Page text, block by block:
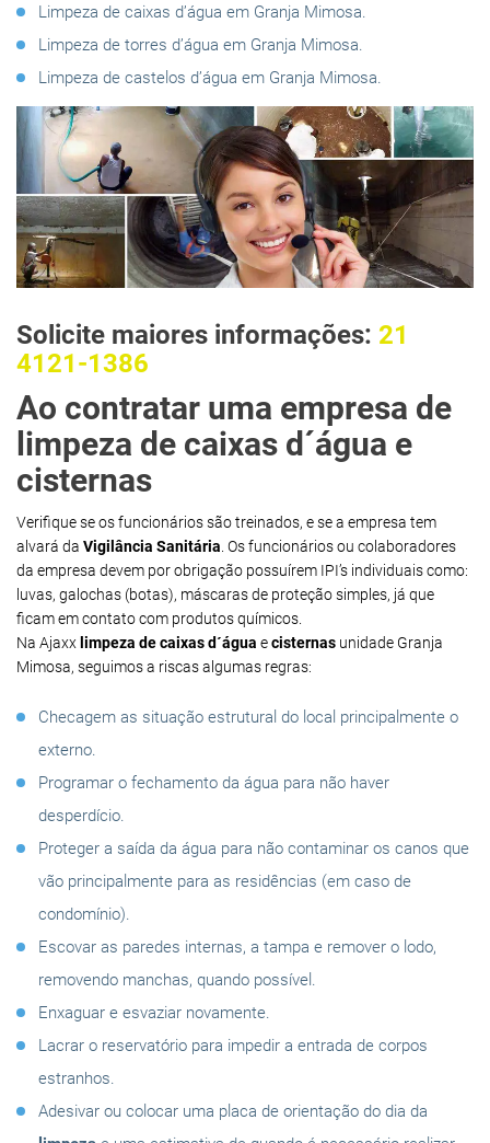
Limpeza de caixas d’água em Granja Mimosa.
Limpeza de torres d’água em Granja Mimosa.
Limpeza de castelos d’água em Granja Mimosa.
Solicite maiores informações: 21
4121-1386
Ao contratar uma empresa de
limpeza de caixas d´água e
cisternas
Verifique se os funcionários são treinados, e se a empresa tem
alvará da Vigilância Sanitária . Os funcionários ou colaboradores
da empresa devem por obrigação possuírem IPI’s individuais como:
luvas, galochas (botas), máscaras de proteção simples, já que
ficam em contato com produtos químicos.
Na Ajaxx limpeza de caixas d´água ecisternas unidade Granja
Mimosa, seguimos a riscas algumas regras:
Checagem as situação estrutural do local principalmente o
externo.
Programar o fechamento da água para não haver
desperdício.
Proteger a saída da água para não contaminar os canos que
vão principalmente para as residências (em caso de
condomínio).
Escovar as paredes internas, a tampa e remover o lodo,
removendo manchas, quando possível.
Enxaguar e esvaziar novamente.
Lacrar o reservatório para impedir a entrada de corpos
estranhos.
Adesivar ou colocar uma placa de orientação do dia da